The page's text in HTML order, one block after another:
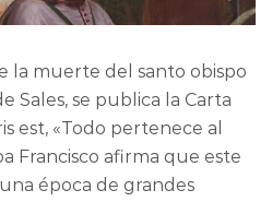
la muerte del santo obispo
Sales, se publica la Carta
est, «Todo pertenece al
Francisco afirma que este
época de grandes